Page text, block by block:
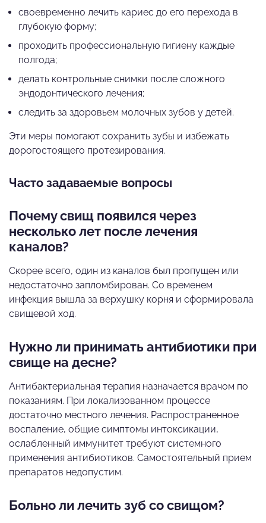
своевременно лечить кариес до его перехода в
глубокую форму;
проходить профессиональную гигиену каждые
полгода;
делать контрольные снимки после сложного
эндодонтического лечения;
следить за здоровьем молочных зубов у детей.
Эти меры помогают сохранить зубы и избежать
дорогостоящего протезирования.
Часто задаваемые вопросы
Почему свищ появился через
несколько лет после лечения
каналов?
Скорее всего, один из каналов был пропущен или
недостаточно запломбирован. Со временем
инфекция вышла за верхушку корня и сформировала
свищевой ход.
Нужно ли принимать антибиотики при
свище на десне?
Антибактериальная терапия назначается врачом по
показаниям. При локализованном процессе
достаточно местного лечения. Распространенное
воспаление, общие симптомы интоксикации,
ослабленный иммунитет требуют системного
применения антибиотиков. Самостоятельный прием
препаратов недопустим.
Больно ли лечить зуб со свищом?